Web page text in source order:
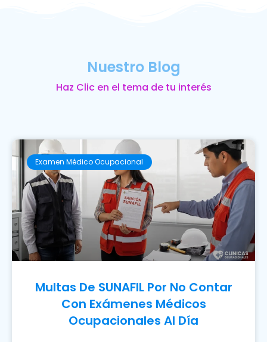
Nuestro Blog
Haz Clic en el tema de tu interés
Examen Médico Ocupacional
Multas De SUNAFIL Por No Contar
Con Exámenes Médicos
Ocupacionales Al Día